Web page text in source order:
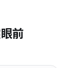
前